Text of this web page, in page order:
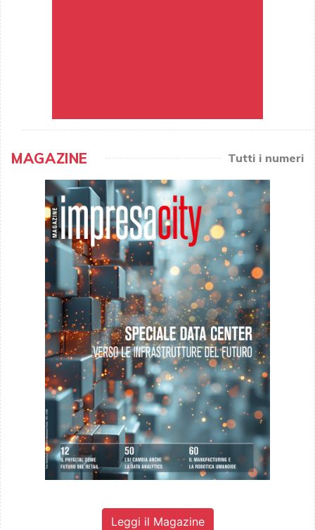
MAGAZINE Tutti i numeri
Leggi il Magazine